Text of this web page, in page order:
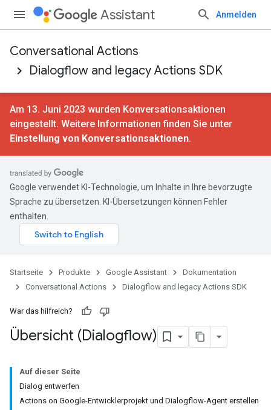
Assistant Anmelden
Conversational Actions
Dialogflow and legacy Actions SDK
Am 13. Juni 2023 wurden Konversationsaktionen
eingestellt. Weitere Informationen finden Sie unter
Einstellung von Konversationsaktionen.
Google verwendet KI-Technologie, um Inhalte in Ihre bevorzugte
Sprache zu übersetzen. KI-Übersetzungen können Fehler
enthalten.
Startseite Produkte Google Assistant
Dokumentation
Conversational Actions
Dialogflow and legacy Actions SDK
War das hilfreich?
Übersicht (Dialogflow)
Auf dieser Seite
Dialog entwerfen
Actions on Google-Entwicklerprojekt und Dialogflow-Agent erstellen